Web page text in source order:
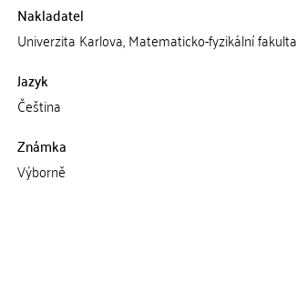
Nakladatel
Univerzita Karlova, Matematicko-fyzikální fakulta
Jazyk
Čeština
Známka
Výborně